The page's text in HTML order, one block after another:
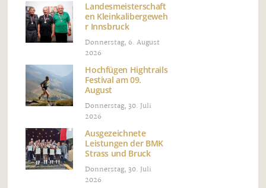
Landesmeisterschaft
en Kleinkalibergeweh
r Innsbruck
Donnerstag, 6. August
2026
Hochfügen Hightrails
Festival am 09.
August
Donnerstag, 30. Juli
2026
Ausgezeichnete
Leistungen der BMK
Strass und Bruck
Donnerstag, 30. Juli
2026